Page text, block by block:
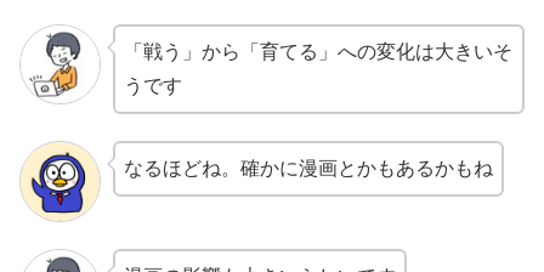
「戦う」から「育てる」への変化は大きいそ
うです
なるほどね。確かに漫画とかもあるかもね